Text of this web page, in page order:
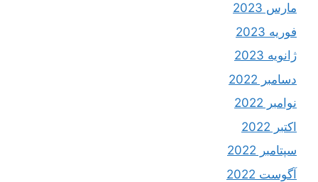
مارس 2023
فوریه 2023
ژانویه 2023
دسامبر 2022
نوامبر 2022
اکتبر 2022
سپتامبر 2022
آگوست 2022